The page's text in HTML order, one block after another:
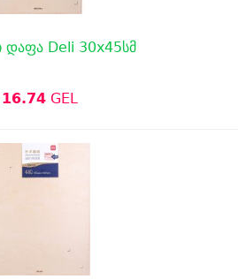
დაფა Deli 30x45სმ
16.74 GEL